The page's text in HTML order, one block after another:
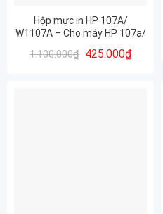
Hộp mực in HP 107A/
W1107A – Cho máy HP 107a/
1.100.000₫ 425.000₫